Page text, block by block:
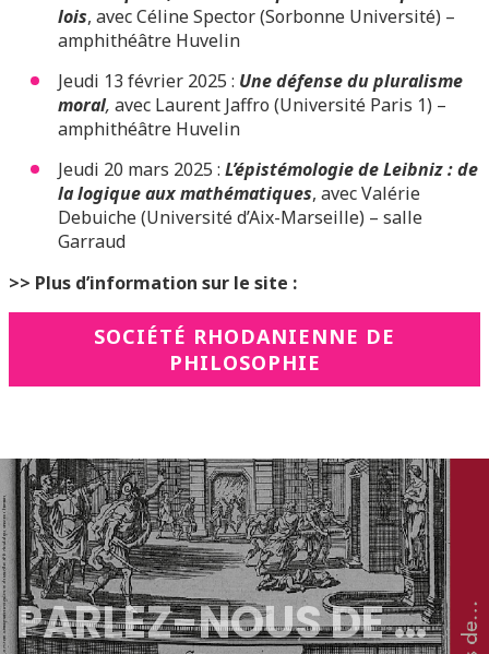
lois, avec Céline Spector (Sorbonne Université) –
amphithéâtre Huvelin
Jeudi 13 février 2025 : Une défense du pluralisme
moral, avec Laurent Jaffro (Université Paris 1) –
amphithéâtre Huvelin
Jeudi 20 mars 2025 : L’épistémologie de Leibniz : de
la logique aux mathématiques, avec Valérie
Debuiche (Université d’Aix-Marseille) – salle
Garraud
>> Plus d’information sur le site :
SOCIÉTÉ RHODANIENNE DE
PHILOSOPHIE
PARLEZ-NOUS DE …